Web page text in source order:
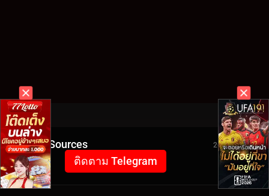
Video Sources 2604 Views
ติดตาม Telegram